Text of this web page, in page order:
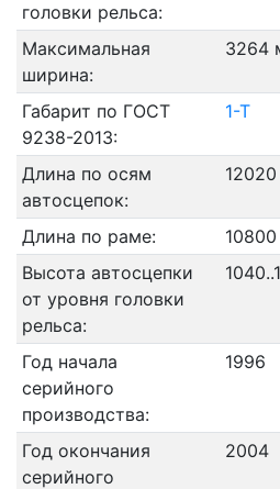
головки рельса:
Максимальная
ширина:
3264
Габарит по ГОСТ
9238-2013:
1-Т
Длина по осям
автосцепок:
Длина по раме:
Высота автосцепки
от уровня головки
рельса:
Год начала
серийного
производства:
1996
Год окончания
серийного
2004